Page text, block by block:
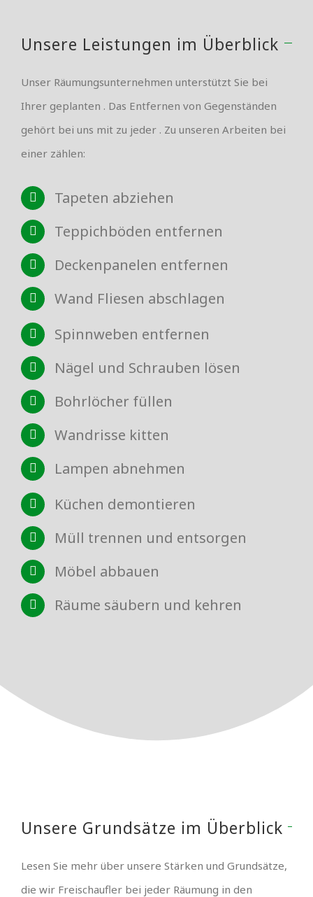
Unsere Leistungen im Überblick
Unser Räumungsunternehmen unterstützt Sie bei
Ihrer geplanten . Das Entfernen von Gegenständen
gehört bei uns mit zu jeder . Zu unseren Arbeiten bei
einer zählen:
Tapeten abziehen
Teppichböden entfernen
Deckenpanelen entfernen
Wand Fliesen abschlagen
Spinnweben entfernen
Nägel und Schrauben lösen
Bohrlöcher füllen
Wandrisse kitten
Lampen abnehmen
Küchen demontieren
Müll trennen und entsorgen
Möbel abbauen
Räume säubern und kehren
Unsere Grundsätze im Überblick
Lesen Sie mehr über unsere Stärken und Grundsätze,
die wir Freischaufler bei jeder Räumung in den